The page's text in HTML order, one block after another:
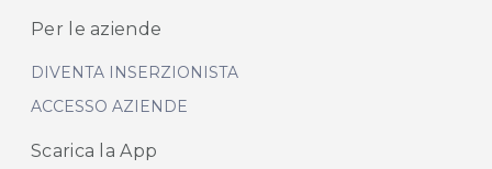
Per le aziende
DIVENTA INSERZIONISTA
ACCESSO AZIENDE
Scarica la App